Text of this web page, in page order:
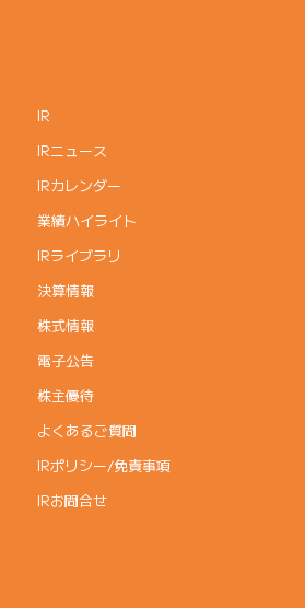
IR
IRニュース
IRカレンダー
業績ハイライト
IRライブラリ
決算情報
株式情報
電子公告
株主優待
よくあるご質問
IRポリシー/免責事項
IRお問合せ